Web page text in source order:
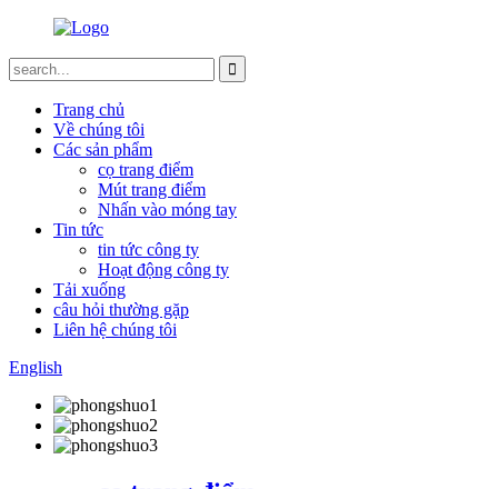
Trang chủ
Về chúng tôi
Các sản phẩm
cọ trang điểm
Mút trang điểm
Nhấn vào móng tay
Tin tức
tin tức công ty
Hoạt động công ty
Tải xuống
câu hỏi thường gặp
Liên hệ chúng tôi
English